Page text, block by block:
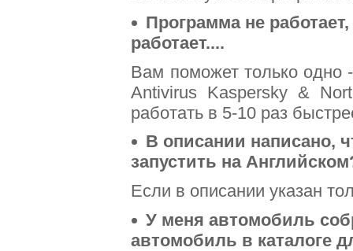
Программа не
работает....
Вам поможет только одно
Antivirus Kaspersky &
работать в 5-10 раз
В описании написано,
запустить на
Если в описании указан
У меня автомобиль
автомобиль в каталоге